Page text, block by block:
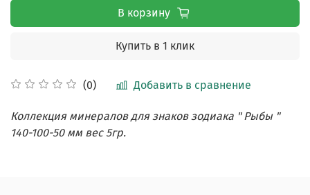
(0) Добавить в сравнение
В корзину
Купить в 1 клик
Коллекция минералов для знаков зодиака " Рыбы "
140-100-50 мм вес 5гр.